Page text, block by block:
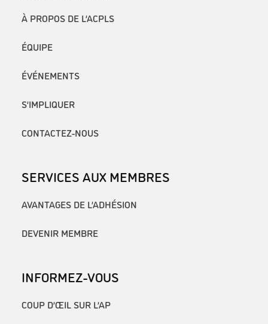
À PROPOS DE L’ACPLS
ÉQUIPE
ÉVÉNEMENTS
S’IMPLIQUER
CONTACTEZ-NOUS
SERVICES AUX MEMBRES
AVANTAGES DE L’ADHÉSION
DEVENIR MEMBRE
INFORMEZ-VOUS
COUP D’ŒIL SUR L’AP